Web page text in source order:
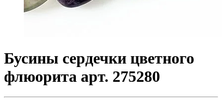
Бусины сердечки цветного
флюорита арт. 275280